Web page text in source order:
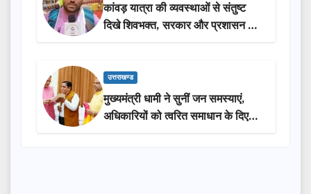
कांवड़ यात्रा की व्यवस्थाओं से संतुष्ट
दिखे शिवभक्त, सरकार और प्रशासन की
सराहना…
उत्तराखण्ड
मुख्यमंत्री धामी ने सुनीं जन समस्याएं,
अधिकारियों को त्वरित समाधान के दिए
निर्देश